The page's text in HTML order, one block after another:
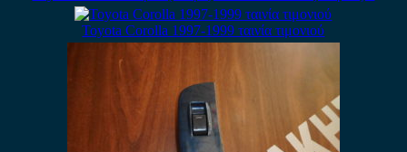
Toyota Corolla 1997-1999 ταινία τιμονιού